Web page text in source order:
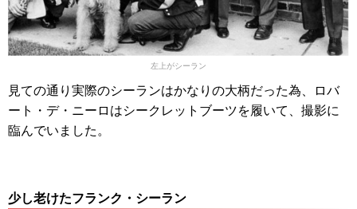
左上がシーラン
見ての通り実際のシーランはかなりの大柄だった為、ロバ
ート・デ・ニーロはシークレットブーツを履いて、撮影に
臨んでいました。
少し老けたフランク・シーラン